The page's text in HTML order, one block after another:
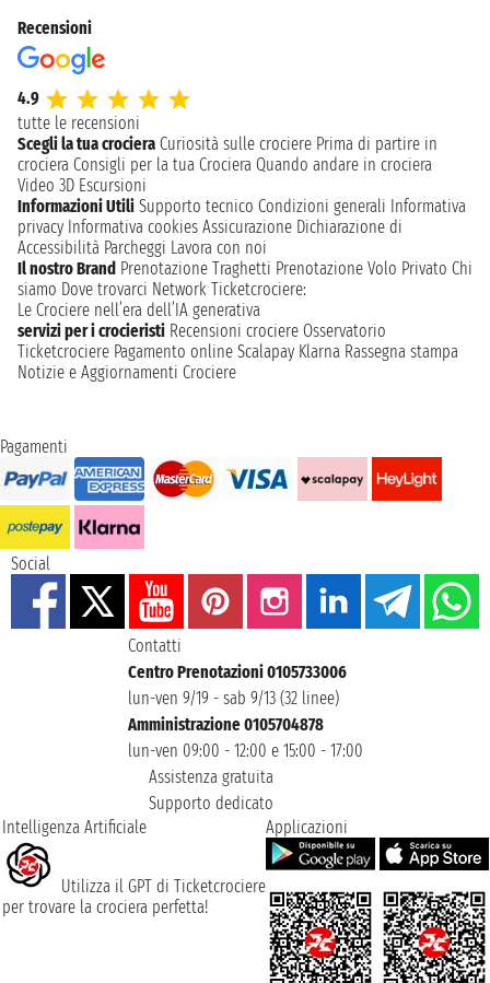
Recensioni
4.9
tutte le recensioni
Scegli la tua crociera Curiosità sulle crociere Prima di partire in
crociera Consigli per la tua Crociera Quando andare in crociera
Video 3D Escursioni
Informazioni Utili Supporto tecnico Condizioni generali Informativa
privacy Informativa cookies Assicurazione Dichiarazione di
Accessibilità Parcheggi Lavora con noi
Il nostro Brand Prenotazione Traghetti Prenotazione Volo Privato Chi
siamo Dove trovarci Network Ticketcrociere:
Le Crociere nell’era dell’IA generativa
servizi per i crocieristi Recensioni crociere Osservatorio
Ticketcrociere Pagamento online Scalapay Klarna Rassegna stampa
Notizie e Aggiornamenti Crociere
Pagamenti
Social
Contatti
Centro Prenotazioni 0105733006
lun-ven 9/19 - sab 9/13 (32 linee)
Amministrazione 0105704878
lun-ven 09:00 - 12:00 e 15:00 - 17:00
Assistenza gratuita
Supporto dedicato
Intelligenza Artificiale
Utilizza il GPT di Ticketcrociere
per trovare la crociera perfetta!
Applicazioni